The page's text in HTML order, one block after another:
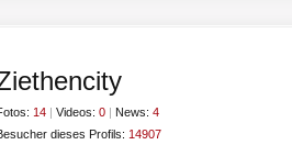
14 | Videos: 0 | News: 4
dieses Profils: 14907